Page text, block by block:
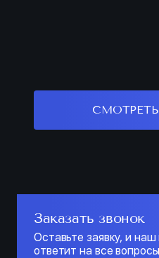
Заказать звонок
Оставьте заявку, и
ответит на все вопросы